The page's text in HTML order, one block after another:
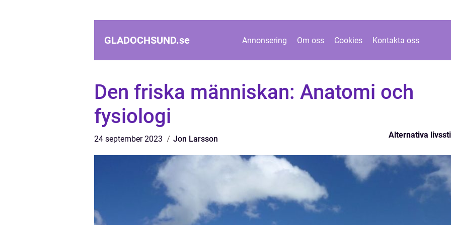
GLADOCHSUND.se Annonsering Om oss Cookies Kontakta oss
Den friska människan: Anatomi och
fysiologi
24 september 2023 Jon Larsson Alternativa